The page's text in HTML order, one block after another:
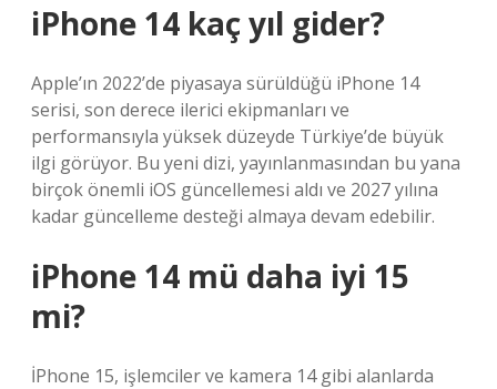
iPhone 14 kaç yıl gider?
Apple’ın 2022’de piyasaya sürüldüğü iPhone 14
serisi, son derece ilerici ekipmanları ve
performansıyla yüksek düzeyde Türkiye’de büyük
ilgi görüyor. Bu yeni dizi, yayınlanmasından bu yana
birçok önemli iOS güncellemesi aldı ve 2027 yılına
kadar güncelleme desteği almaya devam edebilir.
iPhone 14 mü daha iyi 15
mi?
İPhone 15, işlemciler ve kamera 14 gibi alanlarda